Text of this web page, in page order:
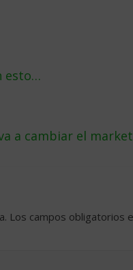
esto…
a cambiar el
Los campos obligatorios